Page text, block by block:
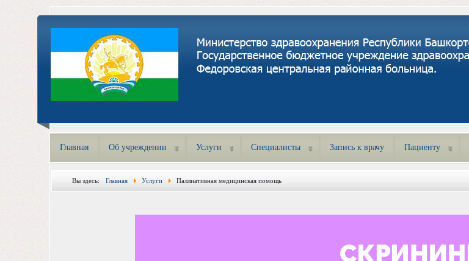
Главная Об учреждении Услуги Специалисты Запись к врачу Пациенту
Вы здесь:Главная Услуги Паллиативная медицинская помощь